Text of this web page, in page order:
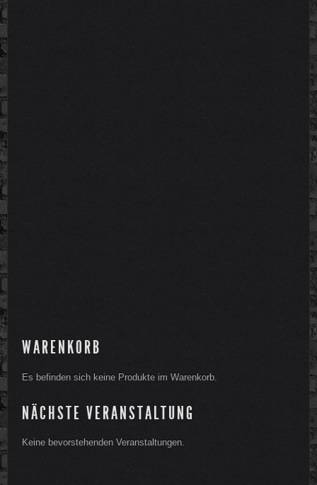
WARENKORB
Es befinden sich keine Produkte im Warenkorb.
NÄCHSTE VERANSTALTUNG
Keine bevorstehenden Veranstaltungen.